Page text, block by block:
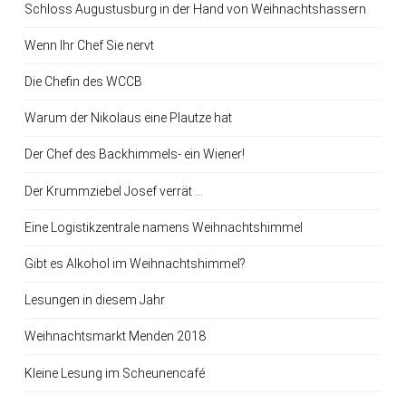
Schloss Augustusburg in der Hand von Weihnachtshassern
Wenn Ihr Chef Sie nervt
Die Chefin des WCCB
Warum der Nikolaus eine Plautze hat
Der Chef des Backhimmels- ein Wiener!
Der Krummziebel Josef verrät …
Eine Logistikzentrale namens Weihnachtshimmel
Gibt es Alkohol im Weihnachtshimmel?
Lesungen in diesem Jahr
Weihnachtsmarkt Menden 2018
Kleine Lesung im Scheunencafé